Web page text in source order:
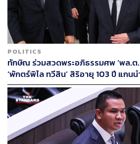
POLITICS
ทักษิณ ร่วมสวดพระอภิธรรมศพ ‘พล.ต.
‘พักตร์พิไล ทวีสิน’ สิริอายุ 103 ปี แกน
หลากวงการร่วมอาลัย